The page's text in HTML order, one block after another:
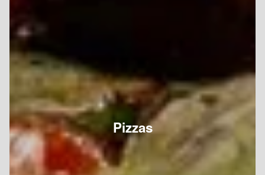
Pizzas